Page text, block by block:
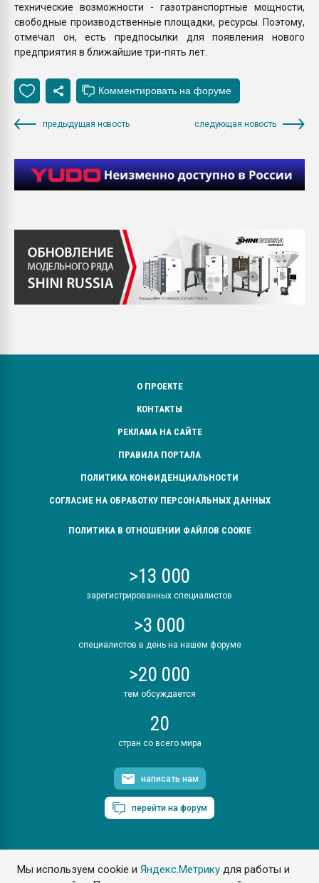
Мы используем cookie иЯндекс.Метрику для работы и
технические возможности - газотранспортные мощности,
свободные производственные площадки, ресурсы. Поэтому,
отмечал он, есть предпосылки для появления нового
предприятия в ближайшие три-пять лет.
предыдущая новость следующая новость
О ПРОЕКТЕ
КОНТАКТЫ
РЕКЛАМА НА САЙТЕ
ПРАВИЛА ПОРТАЛА
ПОЛИТИКА КОНФИДЕНЦИАЛЬНОСТИ
СОГЛАСИЕ НА ОБРАБОТКУ ПЕРСОНАЛЬНЫХ ДАННЫХ
ПОЛИТИКА В ОТНОШЕНИИ ФАЙЛОВ COOKIE
>13 000
зарегистрированных специалистов
>3 000
специалистов в день на нашем форуме
>20 000
тем обсуждается
20
стран со всего мира
написать нам
перейти на форум
ПластЭксперт © 2006. Все права защищены